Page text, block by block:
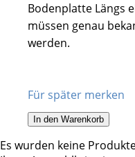
Bodenplatte Längs
müssen genau
werden.
Für später merken
In den Warenkorb
Es wurden keine